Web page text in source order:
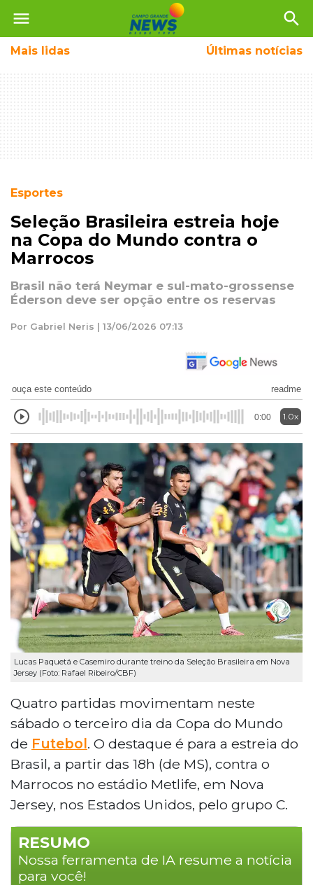
menu search
Mais lidas Últimas notícias
Esportes
Seleção Brasileira estreia hoje
na Copa do Mundo contra o
Marrocos
Brasil não terá Neymar e sul-mato-grossense
Éderson deve ser opção entre os reservas
Por Gabriel Neris | 13/06/2026 07:13
ouça este conteúdo readme
0:00 1.0x
Lucas Paquetá e Casemiro durante treino da Seleção Brasileira em Nova
Jersey (Foto: Rafael Ribeiro/CBF)
Quatro partidas movimentam neste
sábado o terceiro dia da Copa do Mundo
de Futebol. O destaque é para a estreia do
Brasil, a partir das 18h (de MS), contra o
Marrocos no estádio Metlife, em Nova
Jersey, nos Estados Unidos, pelo grupo C.
RESUMO
Nossa ferramenta de IA resume a notícia
para você!